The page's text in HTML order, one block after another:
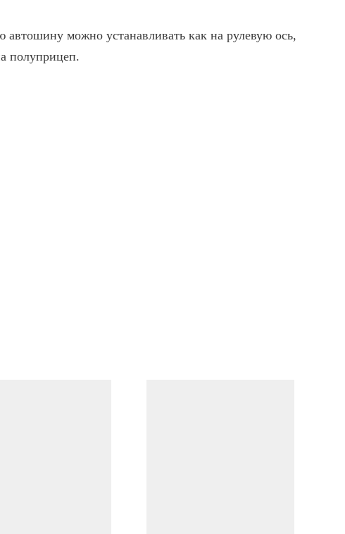
автошину можно устанавливать как на рулевую ось,
полуприцеп.